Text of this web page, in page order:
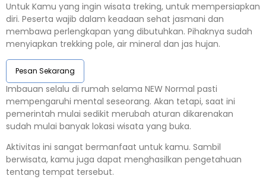
Untuk Kamu yang ingin wisata treking, untuk mempersiapkan
diri. Peserta wajib dalam keadaan sehat jasmani dan
membawa perlengkapan yang dibutuhkan. Pihaknya sudah
menyiapkan trekking pole, air mineral dan jas hujan.
Pesan Sekarang
Imbauan selalu di rumah selama NEW Normal pasti
mempengaruhi mental seseorang. Akan tetapi, saat ini
pemerintah mulai sedikit merubah aturan dikarenakan
sudah mulai banyak lokasi wisata yang buka.
Aktivitas ini sangat bermanfaat untuk kamu. Sambil
berwisata, kamu juga dapat menghasilkan pengetahuan
tentang tempat tersebut.